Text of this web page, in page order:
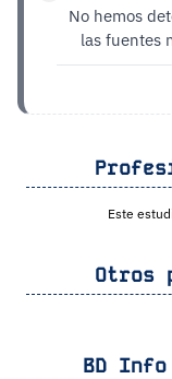
No hemos
las fuentes
Este
Otros
BD Info